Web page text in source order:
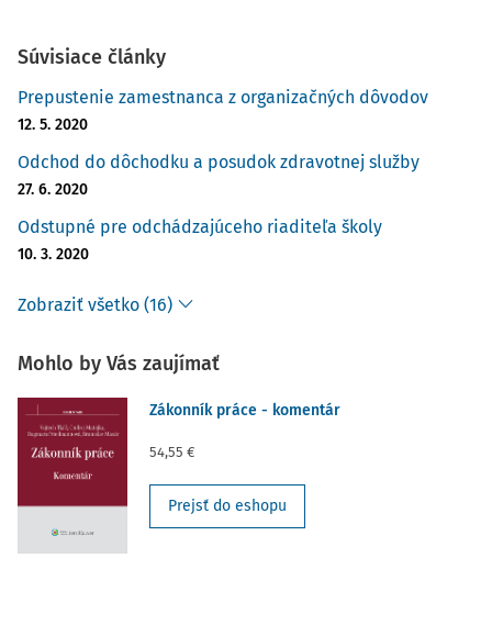
Súvisiace články
Prepustenie zamestnanca z organizačných dôvodov
12. 5. 2020
Odchod do dôchodku a posudok zdravotnej služby
27. 6. 2020
Odstupné pre odchádzajúceho riaditeľa školy
10. 3. 2020
Zobraziť všetko (16)
Mohlo by Vás zaujímať
Zákonník práce - komentár
54,55 €
Prejsť do eshopu